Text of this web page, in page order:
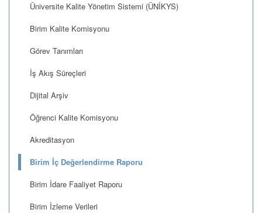
Üniversite Kalite Yönetim Sistemi (ÜNİKYS)
Birim Kalite Komisyonu
Görev Tanımları
İş Akış Süreçleri
Dijital Arşiv
Öğrenci Kalite Komisyonu
Akreditasyon
Birim İç Değerlendirme Raporu
Birim İdare Faaliyet Raporu
Birim İzleme Verileri